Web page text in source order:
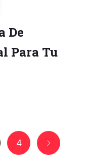
De
Para Tu
4